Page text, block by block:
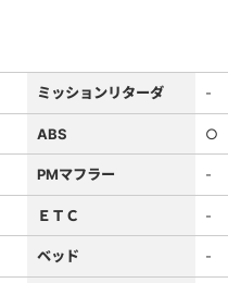
ミッションリターダ -
ABS ○
PMマフラー -
ＥＴＣ -
ベッド -